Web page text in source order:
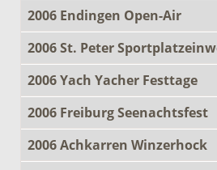
2006 Endingen Open-Air
2006 St. Peter
2006 Yach Yacher Festtage
2006 Freiburg Seenachtsfest
2006 Achkarren Winzerhock